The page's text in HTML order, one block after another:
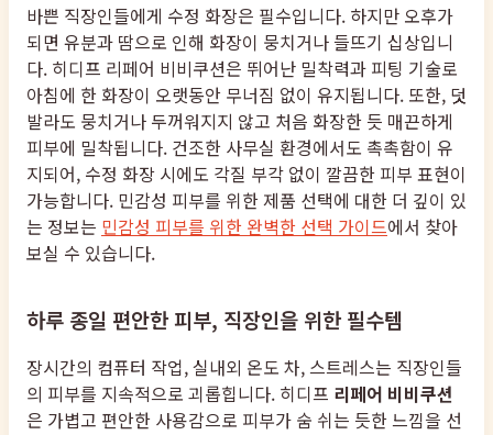
바쁜 직장인들에게 수정 화장은 필수입니다. 하지만 오후가
되면 유분과 땀으로 인해 화장이 뭉치거나 들뜨기 십상입니
다. 히디프 리페어 비비쿠션은 뛰어난 밀착력과 피팅 기술로
아침에 한 화장이 오랫동안 무너짐 없이 유지됩니다. 또한, 덧
발라도 뭉치거나 두꺼워지지 않고 처음 화장한 듯 매끈하게
피부에 밀착됩니다. 건조한 사무실 환경에서도 촉촉함이 유
지되어, 수정 화장 시에도 각질 부각 없이 깔끔한 피부 표현이
가능합니다. 민감성 피부를 위한 제품 선택에 대한 더 깊이 있
는 정보는 민감성 피부를 위한 완벽한 선택 가이드에서 찾아
보실 수 있습니다.
하루 종일 편안한 피부, 직장인을 위한 필수템
장시간의 컴퓨터 작업, 실내외 온도 차, 스트레스는 직장인들
의 피부를 지속적으로 괴롭힙니다. 히디프 리페어 비비쿠션
은 가볍고 편안한 사용감으로 피부가 숨 쉬는 듯한 느낌을 선